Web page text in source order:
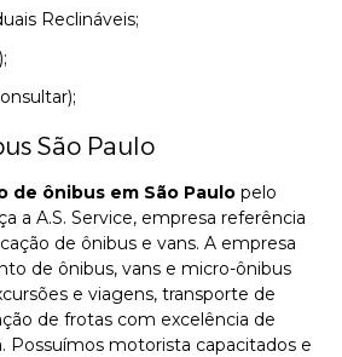
Reclináveis;
São Paulo
de ônibus em São Paulo pelo
a A.S. Service, empresa referência
de ônibus e vans. A empresa
de ônibus, vans e micro-ônibus
e viagens, transporte de
de frotas com excelência de
Possuímos motorista capacitados e